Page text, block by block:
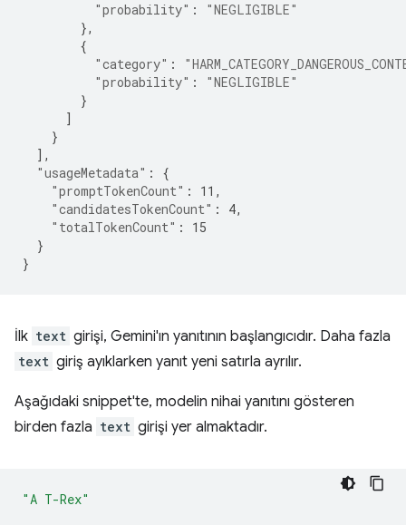
"probability" :
"NEGLIGIBLE"
},
{
"category" :
"probability" :
"NEGLIGIBLE"
}
]
}
],
"usageMetadata" :
{
"promptTokenCount" : 11 ,
"candidatesTokenCount" : 4,
"totalTokenCount" :
15
}
}
İlk text girişi, Gemini'ın yanıtının başlangıcıdır. Daha fazla
text giriş ayıklarken yanıt yeni satırla ayrılır.
Aşağıdaki snippet'te, modelin nihai yanıtını gösteren
birden fazla text girişi yer almaktadır.
"A T-Rex"